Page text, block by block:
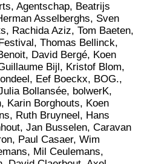
Agentschap, Beatrijs
Asselberghs, Sven
Rachida Aziz, Tom Baeten,
Thomas Bellinck,
David Bergé, Koen
Bijl, Kristof Blom,
Eef Boeckx, BOG.,
Bollansée, bolwerK,
Karin Borghouts, Koen
Ruth Bruyneel, Hans
Jan Busselen, Caravan
Paul Casaer, Wim
Mil Ceulemans,